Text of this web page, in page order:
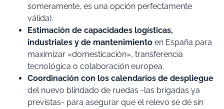
someramente, es una opción perfectamente
válida).
Estimación de capacidades logísticas,
industriales y de mantenimiento en España para
maximizar «domesticación», transferencia
tecnológica o colaboración europea.
Coordinación con los calendarios de despliegue
del nuevo blindado de ruedas -las brigadas ya
previstas- para asegurar que el relevo se dé sin